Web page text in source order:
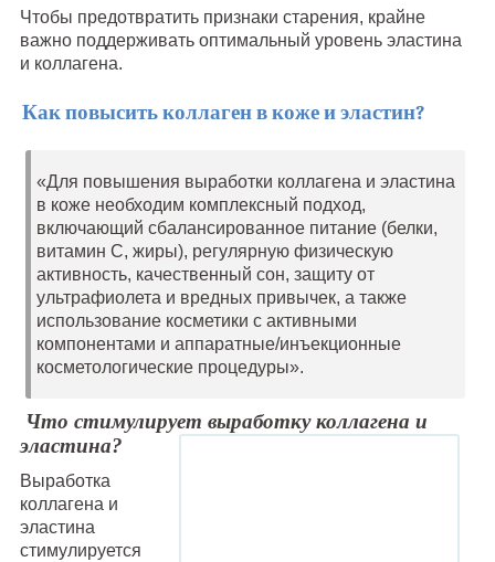
Чтобы предотвратить признаки старения, крайне
важно поддерживать оптимальный уровень эластина
и коллагена.
Как повысить коллаген в коже и эластин?
«Для повышения выработки коллагена и эластина
в коже необходим комплексный подход,
включающий сбалансированное питание (белки,
витамин С, жиры), регулярную физическую
активность, качественный сон, защиту от
ультрафиолета и вредных привычек, а также
использование косметики с активными
компонентами и аппаратные/инъекционные
косметологические процедуры».
Что стимулирует выработку коллагена и
эластина?
Выработка
коллагена и
эластина
стимулируется